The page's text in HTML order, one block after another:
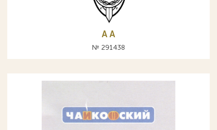
A А
№ 291438